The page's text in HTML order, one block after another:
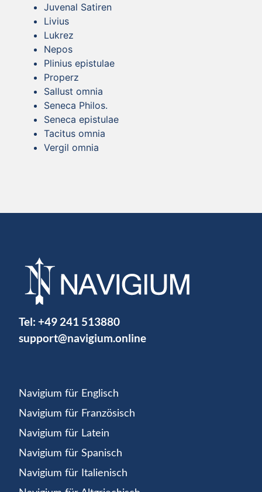
Juvenal Satiren
Livius
Lukrez
Nepos
Plinius epistulae
Properz
Sallust omnia
Seneca Philos.
Seneca epistulae
Tacitus omnia
Vergil omnia
Tel: +49 241 513880
support@navigium.online
Navigium für Englisch
Navigium für Französisch
Navigium für Latein
Navigium für Spanisch
Navigium für Italienisch